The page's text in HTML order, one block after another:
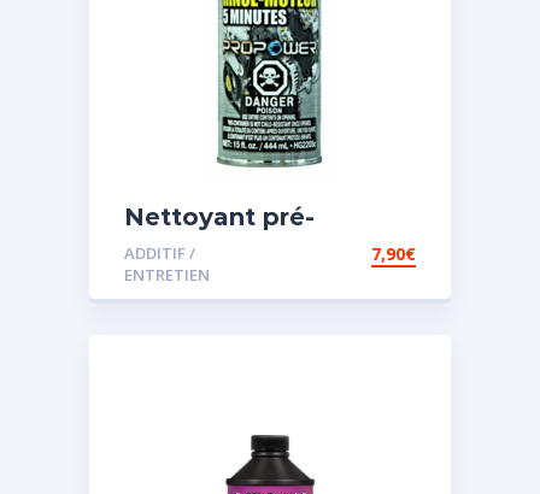
Nettoyant pré-
vidange
ADDITIF /
ENTRETIEN
7,90€